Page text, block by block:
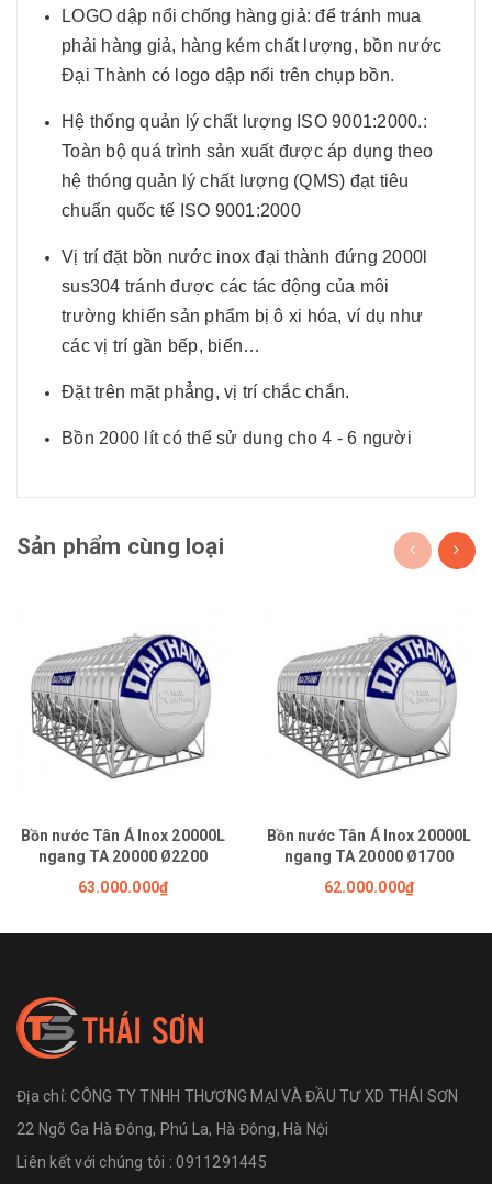
LOGO dập nổi chống hàng giả: để tránh mua
phải hàng giả, hàng kém chất lượng, bồn nước
Đại Thành có logo dập nổi trên chụp bồn.
Hệ thống quản lý chất lượng ISO 9001:2000.:
Toàn bộ quá trình sản xuất được áp dụng theo
hệ thóng quản lý chất lượng (QMS) đạt tiêu
chuẩn quốc tế ISO 9001:2000
Vị trí đặt bồn nước inox đại thành đứng 2000l
sus304 tránh được các tác động của môi
trường khiến sản phẩm bị ô xi hóa, ví dụ như
các vị trí gần bếp, biển…
Đặt trên mặt phẳng, vị trí chắc chắn.
Bồn 2000 lít có thể sử dung cho 4 - 6 người
Sản phẩm cùng loại
Bồn nước Tân Á Inox 20000L
ngang TA 20000 Ø2200
63.000.000₫
Bồn nước Tân Á Inox 20000L
ngang TA 20000 Ø1700
62.000.000₫
Địa chỉ:CÔNG TY TNHH THƯƠNG MẠI VÀ ĐẦU TƯ XD THÁI SƠN
22 Ngõ Ga Hà Đông, Phú La, Hà Đông, Hà Nội
Liên kết với chúng tôi : 0911291445